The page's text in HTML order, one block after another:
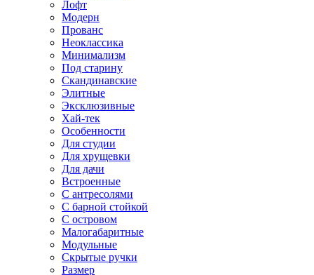
Лофт
Модерн
Прованс
Неоклассика
Минимализм
Под старину
Скандинавские
Элитные
Эксклюзивные
Хай-тек
Особенности
Для студии
Для хрущевки
Для дачи
Встроенные
С антресолями
С барной стойкой
С островом
Малогабаритные
Модульные
Скрытые ручки
Размер